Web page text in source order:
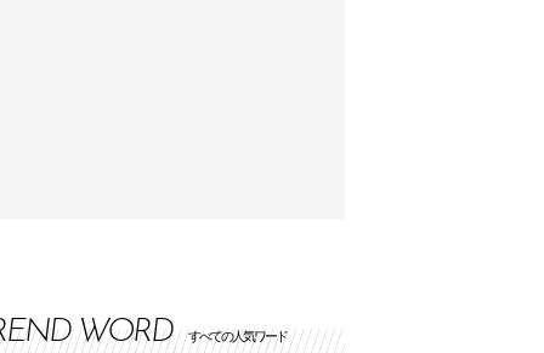
WORD すべての人気ワード